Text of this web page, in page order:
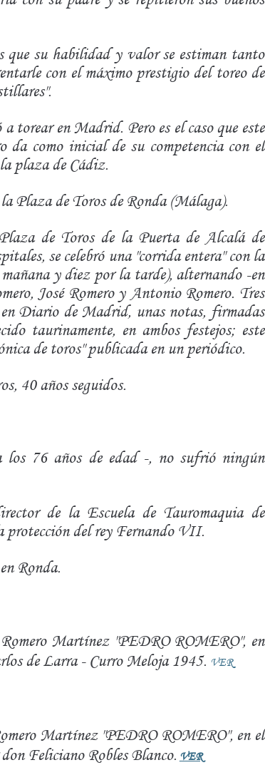
que su habilidad y valor se estiman tanto
con el máximo prestigio del toreo de
torear en Madrid. Pero es el caso que este
da como inicial de su competencia con el
plaza de Cádiz.
Plaza de Toros de Ronda (Málaga).
de Toros de la Puerta de Alcalá de
se celebró una "corrida entera" con la
y diez por la tarde), alternando -en
José Romero y Antonio Romero. Tres
en Diario de Madrid, unas notas, firmadas
taurinamente, en ambos festejos; este
de toros" publicada en un periódico.
40 años seguidos.
76 años de edad -, no sufrió ningún
de la Escuela de Tauromaquia de
protección del rey Fernando VII.
Ronda.
Martínez "PEDRO ROMERO", en
de Larra - Curro Meloja 1945. VER
Martínez "PEDRO ROMERO", en el
Feliciano Robles Blanco. VER